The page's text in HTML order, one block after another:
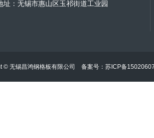
址：无锡市惠山区玉祁街道工业园
© 无锡昌鸿钢格板有限公司 备案号： 苏ICP备